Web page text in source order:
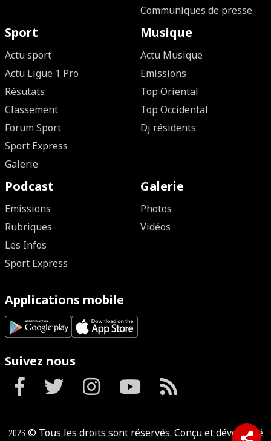
Communiques de presse
Sport
Actu sport
Actu Ligue 1 Pro
Résutats
Classement
Forum Sport
Sport Express
Galerie
Musique
Actu Musique
Emissions
Top Oriental
Top Occidental
Dj résidents
Podcast
Emissions
Rubriques
Les Infos
Sport Express
Galerie
Photos
Vidéos
Applications mobile
Suivez nous
2026 © Tous les droits sont réservés. Conçu et développé